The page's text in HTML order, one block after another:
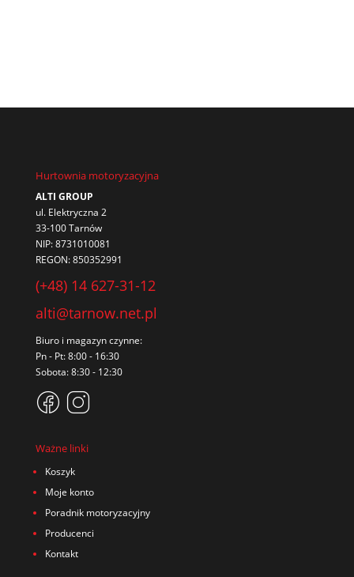
Hurtownia motoryzacyjna
ALTI GROUP
ul. Elektryczna 2
33-100 Tarnów
NIP: 8731010081
REGON: 850352991
(+48) 14 627-31-12
alti@tarnow.net.pl
Biuro i magazyn czynne:
Pn - Pt: 8:00 - 16:30
Sobota: 8:30 - 12:30
Ważne linki
Koszyk
Moje konto
Poradnik motoryzacyjny
Producenci
Kontakt